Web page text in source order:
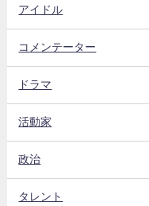
アイドル
コメンテーター
ドラマ
活動家
政治
タレント